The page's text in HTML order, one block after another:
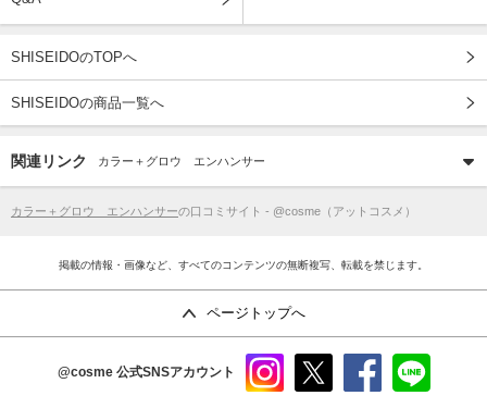
SHISEIDOのTOPへ
SHISEIDOの商品一覧へ
関連リンク カラー＋グロウ エンハンサー
カラー＋グロウ エンハンサーの口コミサイト - @cosme（アットコスメ）
掲載の情報・画像など、すべてのコンテンツの無断複写、転載を禁じます。
ページトップへ
@cosme 公式SNSアカウント